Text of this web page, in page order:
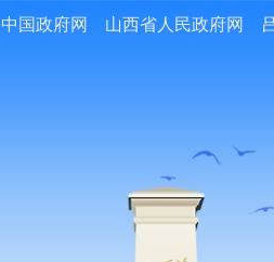
中国政府网 山西省人民政府网